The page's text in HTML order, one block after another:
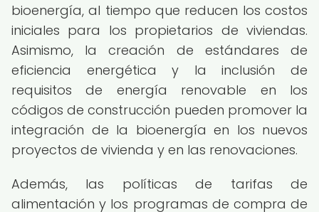
bioenergía, al tiempo que reducen los costos
iniciales para los propietarios de viviendas.
Asimismo, la creación de estándares de
eficiencia energética y la inclusión de
requisitos de energía renovable en los
códigos de construcción pueden promover la
integración de la bioenergía en los nuevos
proyectos de vivienda y en las renovaciones.
Además, las políticas de tarifas de
alimentación y los programas de compra de